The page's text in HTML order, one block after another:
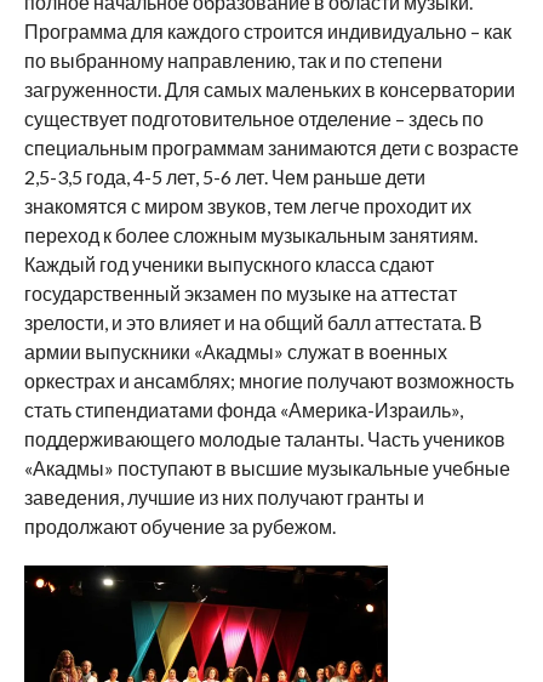
Программа для каждого строится индивидуально – как
по выбранному направлению, так и по степени
загруженности. Для самых маленьких в консерватории
существует подготовительное отделение – здесь по
специальным программам занимаются дети с возрасте
2,5-3,5 года, 4-5 лет, 5-6 лет. Чем раньше дети
знакомятся с миром звуков, тем легче проходит их
переход к более сложным музыкальным занятиям.
Каждый год ученики выпускного класса сдают
государственный экзамен по музыке на аттестат
зрелости, и это влияет и на общий балл аттестата. В
армии выпускники «Акадмы» служат в военных
оркестрах и ансамблях; многие получают возможность
стать стипендиатами фонда «Америка-Израиль»,
поддерживающего молодые таланты. Часть учеников
«Акадмы» поступают в высшие музыкальные учебные
заведения, лучшие из них получают гранты и
продолжают обучение за рубежом.